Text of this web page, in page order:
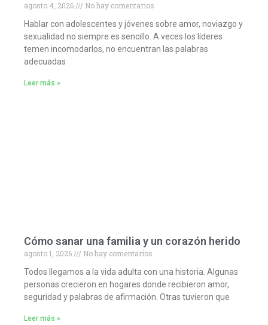
agosto 4, 2026
No hay comentarios
Hablar con adolescentes y jóvenes sobre amor, noviazgo y
sexualidad no siempre es sencillo. A veces los líderes
temen incomodarlos, no encuentran las palabras
adecuadas
Leer más »
Cómo sanar una familia y un corazón herido
agosto 1, 2026
No hay comentarios
Todos llegamos a la vida adulta con una historia. Algunas
personas crecieron en hogares donde recibieron amor,
seguridad y palabras de afirmación. Otras tuvieron que
Leer más »